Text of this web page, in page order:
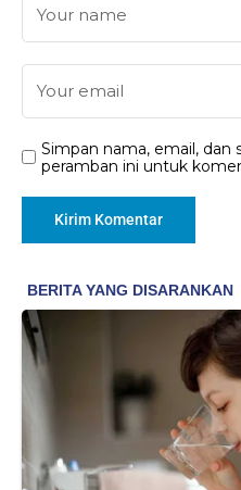
Simpan nama, email, dan
peramban ini untuk